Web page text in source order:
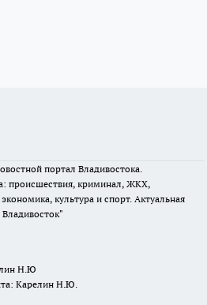
портал Владивостока.
происшествия, криминал, ЖКХ,
культура и спорт. Актуальная
Н.Ю
Карелин Н.Ю.